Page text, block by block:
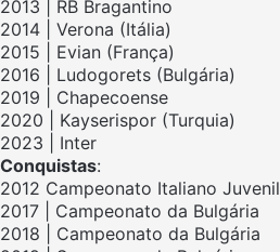
2013 | RB Bragantino
2014 | Verona (Itália)
2015 | Evian (França)
2016 | Ludogorets (Bulgária)
2019 | Chapecoense
2020 | Kayserispor (Turquia)
2023 | Inter
Conquistas:
2012 Campeonato Italiano Juvenil
2017 | Campeonato da Bulgária
2018 | Campeonato da Bulgária